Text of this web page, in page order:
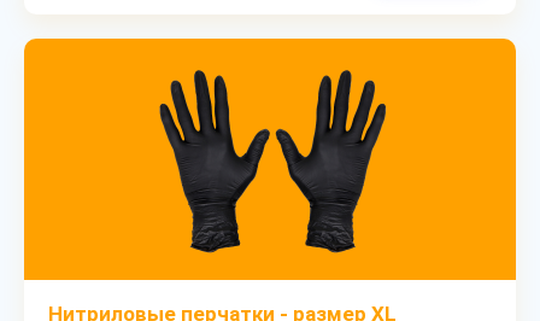
Нитриловые перчатки - размер XL